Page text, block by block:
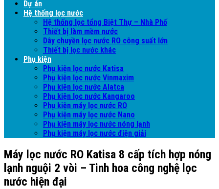
Dự án
Hệ thống lọc nước
Hệ thống lọc tổng Biệt Thự – Nhà Phố
Thiết bị làm mềm nước
Dây chuyền lọc nước RO công suất lớn
Thiết bị lọc nước khác
Phụ kiện
Phụ kiện lọc nước Katisa
Phụ kiện lọc nước Vinmaxim
Phụ kiện lọc nước Alatca
Phụ kiện lọc nước Kangaroo
Phụ kiện máy lọc nước RO
Phụ kiện máy lọc nước Nano
Phụ kiện máy lọc nước nóng lạnh
Phụ kiện máy lọc nước điện giải
Máy lọc nước RO Katisa 8 cấp tích hợp nóng
lạnh nguội 2 vòi – Tinh hoa công nghệ lọc
nước hiện đại